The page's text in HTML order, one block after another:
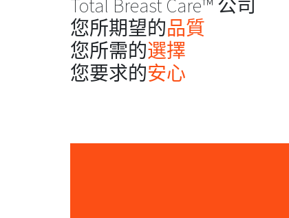
Total Breast Care™ 公司
您所期望的品質
您所需的選擇
您要求的安心